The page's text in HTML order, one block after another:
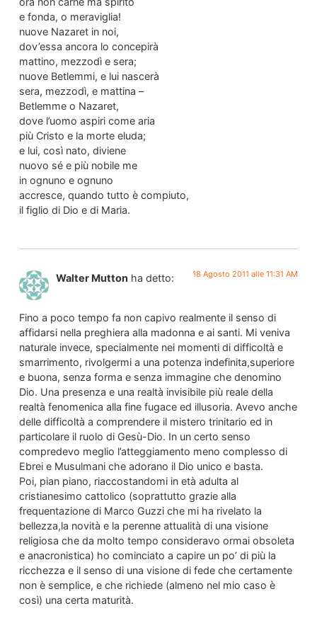
e fonda, o meraviglia!
nuove Nazaret in noi,
dov’essa ancora lo concepirà
mattino, mezzodì e sera;
nuove Betlemmi, e lui nascerà
sera, mezzodì, e mattina –
Betlemme o Nazaret,
dove l’uomo aspiri come aria
più Cristo e la morte eluda;
e lui, così nato, diviene
nuovo sé e più nobile me
in ognuno e ognuno
accresce, quando tutto è compiuto,
il figlio di Dio e di Maria.
Walter Mutton ha detto: 18 Agosto 2011 alle 11:31 AM
Fino a poco tempo fa non capivo realmente il senso di
affidarsi nella preghiera alla madonna e ai santi. Mi veniva
naturale invece, specialmente nei momenti di difficoltà e
smarrimento, rivolgermi a una potenza indefinita,superiore
e buona, senza forma e senza immagine che denomino
Dio. Una presenza e una realtà invisibile più reale della
realtà fenomenica alla fine fugace ed illusoria. Avevo anche
delle difficoltà a comprendere il mistero trinitario ed in
particolare il ruolo di Gesù-Dio. In un certo senso
compredevo meglio l’atteggiamento meno complesso di
Ebrei e Musulmani che adorano il Dio unico e basta.
Poi, pian piano, riaccostandomi in età adulta al
cristianesimo cattolico (soprattutto grazie alla
frequentazione di Marco Guzzi che mi ha rivelato la
bellezza,la novità e la perenne attualità di una visione
religiosa che da molto tempo consideravo ormai obsoleta
e anacronistica) ho cominciato a capire un po’ di più la
ricchezza e il senso di una visione di fede che certamente
non è semplice, e che richiede (almeno nel mio caso è
così) una certa maturità.